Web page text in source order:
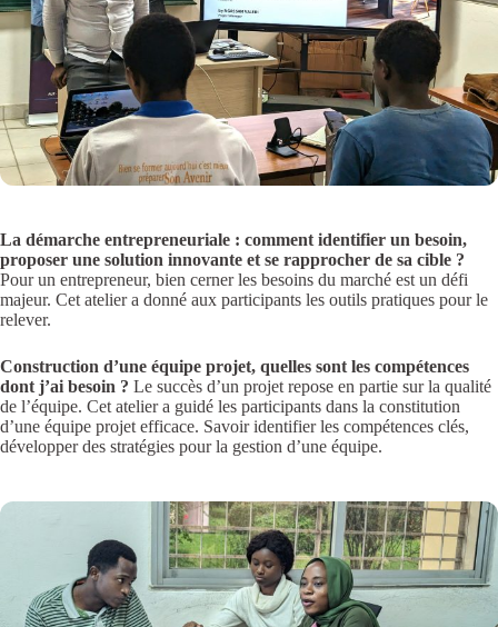
La démarche entrepreneuriale : comment identifier un besoin,
proposer une solution innovante et se rapprocher de sa cible ?
Pour un entrepreneur, bien cerner les besoins du marché est un défi
majeur. Cet atelier a donné aux participants les outils pratiques pour le
relever.
Construction d’une équipe projet, quelles sont les compétences
dont j’ai besoin ? Le succès d’un projet repose en partie sur la qualité
de l’équipe. Cet atelier a guidé les participants dans la constitution
d’une équipe projet efficace. Savoir identifier les compétences clés,
développer des stratégies pour la gestion d’une équipe.